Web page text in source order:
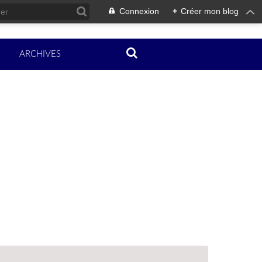
Connexion + Créer mon blog
ARCHIVES